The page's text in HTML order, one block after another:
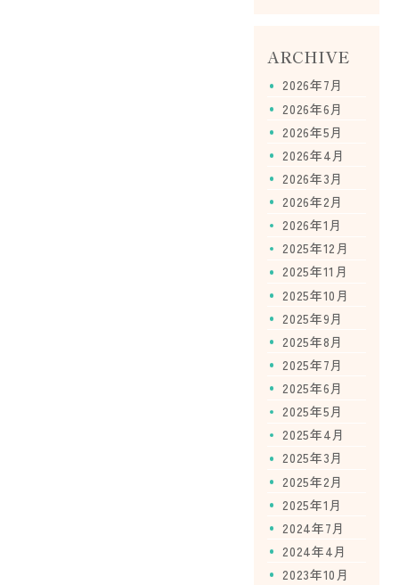
ARCHIVE
2026年7月
2026年6月
2026年5月
2026年4月
2026年3月
2026年2月
2026年1月
2025年12月
2025年11月
2025年10月
2025年9月
2025年8月
2025年7月
2025年6月
2025年5月
2025年4月
2025年3月
2025年2月
2025年1月
2024年7月
2024年4月
2023年10月